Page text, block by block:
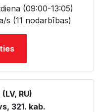
(09:00-13:05)
s (11 nodarbības)
RU)
321. kab.